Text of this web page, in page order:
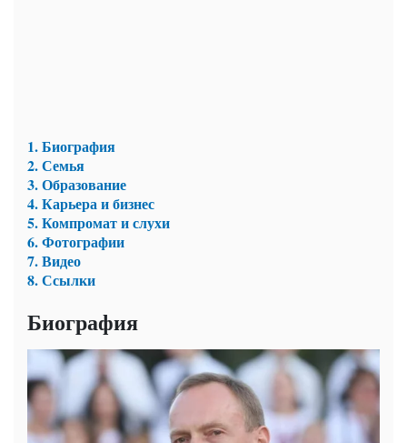
1. Биография
2. Семья
3. Образование
4. Карьера и бизнес
5. Компромат и слухи
6. Фотографии
7. Видео
8. Ссылки
Биография